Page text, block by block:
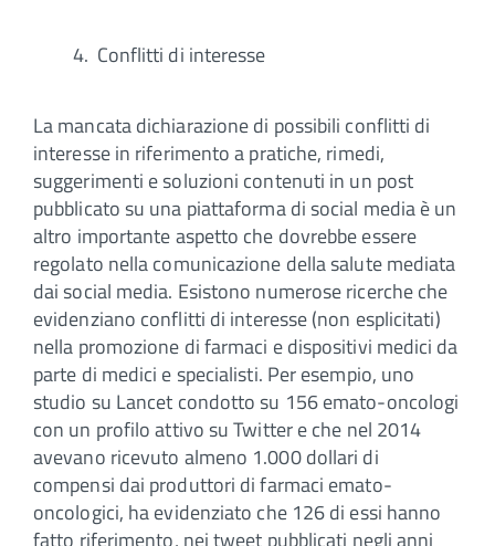
Conflitti di interesse
La mancata dichiarazione di possibili conflitti di
interesse in riferimento a pratiche, rimedi,
suggerimenti e soluzioni contenuti in un post
pubblicato su una piattaforma di social media è un
altro importante aspetto che dovrebbe essere
regolato nella comunicazione della salute mediata
dai social media. Esistono numerose ricerche che
evidenziano conflitti di interesse (non esplicitati)
nella promozione di farmaci e dispositivi medici da
parte di medici e specialisti. Per esempio, uno
studio su Lancet condotto su 156 emato-oncologi
con un profilo attivo su Twitter e che nel 2014
avevano ricevuto almeno 1.000 dollari di
compensi dai produttori di farmaci emato-
oncologici, ha evidenziato che 126 di essi hanno